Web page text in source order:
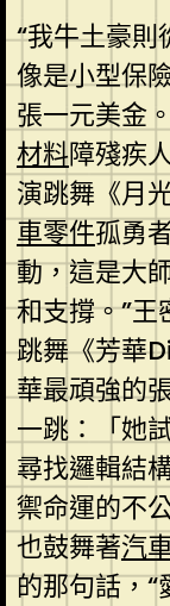
“我牛土豪
像是小型保
張一元美金
材料障殘疾
演跳舞《月
車零件孤勇
動，這是大
和支撐。”
跳舞《芳華
華最頑強的
一跳：「她
尋找邏輯結
禦命運的不
也鼓舞著汽
的那句話，“